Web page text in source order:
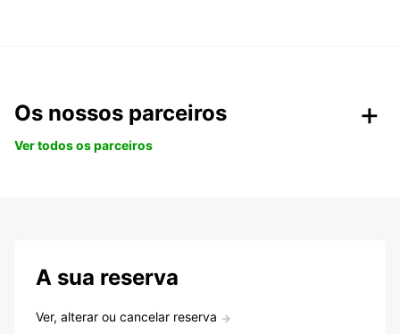
Os nossos parceiros
Ver todos os parceiros
A sua reserva
Ver, alterar ou cancelar reserva